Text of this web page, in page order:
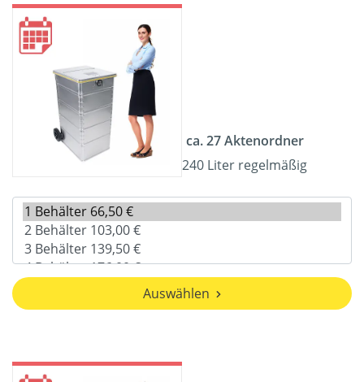
ca. 27 Aktenordner
240 Liter regelmäßig
Auswählen